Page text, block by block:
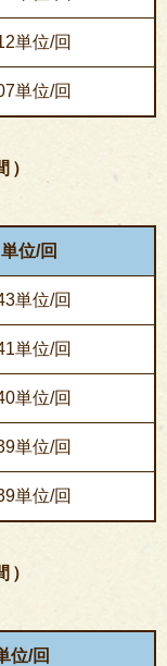
単位/回
単位/回
）
単位/回
単位/回
単位/回
単位/回
単位/回
単位/回
）
位/回